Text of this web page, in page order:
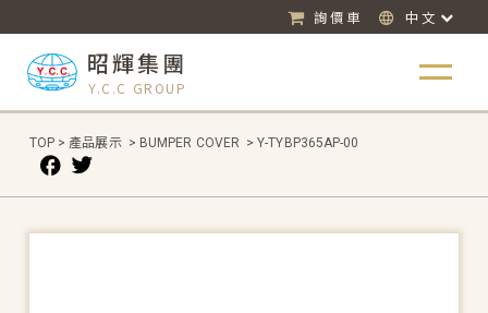
詢價車 中文
昭輝集團
Y.C.C GROUP
TOP > 產品展示 > BUMPER COVER > Y-TYBP365AP-00